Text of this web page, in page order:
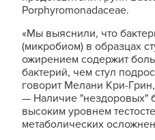
Porphyromonadaceae.
«Мы выяснили, что
(микробиом) в образцах
ожирением содержит
бактерий, чем стул
говорит Мелани Кри-
— Наличие "нездоровых"
высоким уровнем
метаболических